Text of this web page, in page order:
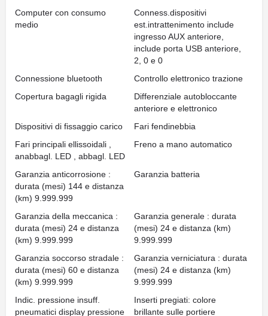
Computer con consumo
medio
Conness.dispositivi
est.intrattenimento include
ingresso AUX anteriore,
include porta USB anteriore,
2, 0 e 0
Connessione bluetooth
Controllo elettronico trazione
Copertura bagagli rigida
Differenziale autobloccante
anteriore e elettronico
Dispositivi di fissaggio carico
Fari fendinebbia
Fari principali ellissoidali ,
anabbagl. LED , abbagl. LED
Freno a mano automatico
Garanzia anticorrosione :
durata (mesi) 144 e distanza
(km) 9.999.999
Garanzia batteria
Garanzia della meccanica :
durata (mesi) 24 e distanza
(km) 9.999.999
Garanzia generale : durata
(mesi) 24 e distanza (km)
9.999.999
Garanzia soccorso stradale :
durata (mesi) 60 e distanza
(km) 9.999.999
Garanzia verniciatura : durata
(mesi) 24 e distanza (km)
9.999.999
Indic. pressione insuff.
pneumatici display pressione
Inserti pregiati: colore
brillante sulle portiere